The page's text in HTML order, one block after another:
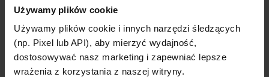
Używamy plików cookie
Używamy plików cookie i innych narzędzi śledzących
(np. Pixel lub API), aby mierzyć wydajność,
dostosowywać nasz marketing i zapewniać lepsze
wrażenia z korzystania z naszej witryny.
Najwygodniejszym rozwiązaniem jest założenie
jedynie telefonu lub komputera i dowodu
osobistego. Cały proces potrwa ok. 15 minut.
Trzeba wykonać zdjęcie dowodu osobistego i selfie.